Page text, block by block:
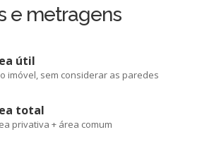
e metragens
útil
imóvel, sem considerar as paredes
total
privativa + área comum